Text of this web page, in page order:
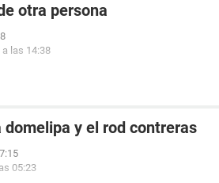
otra persona
a las 14:38
domelipa y el rod contreras
05:23